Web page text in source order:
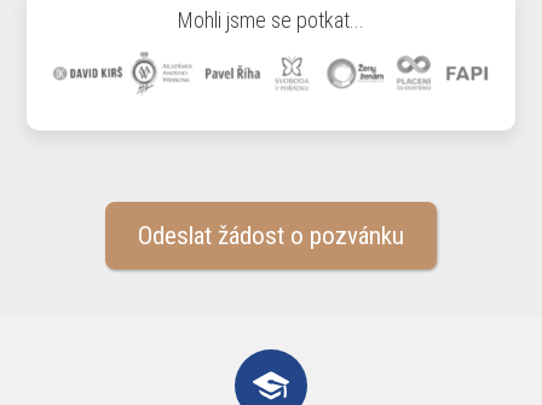
Mohli jsme se potkat...
Odeslat žádost o pozvánku